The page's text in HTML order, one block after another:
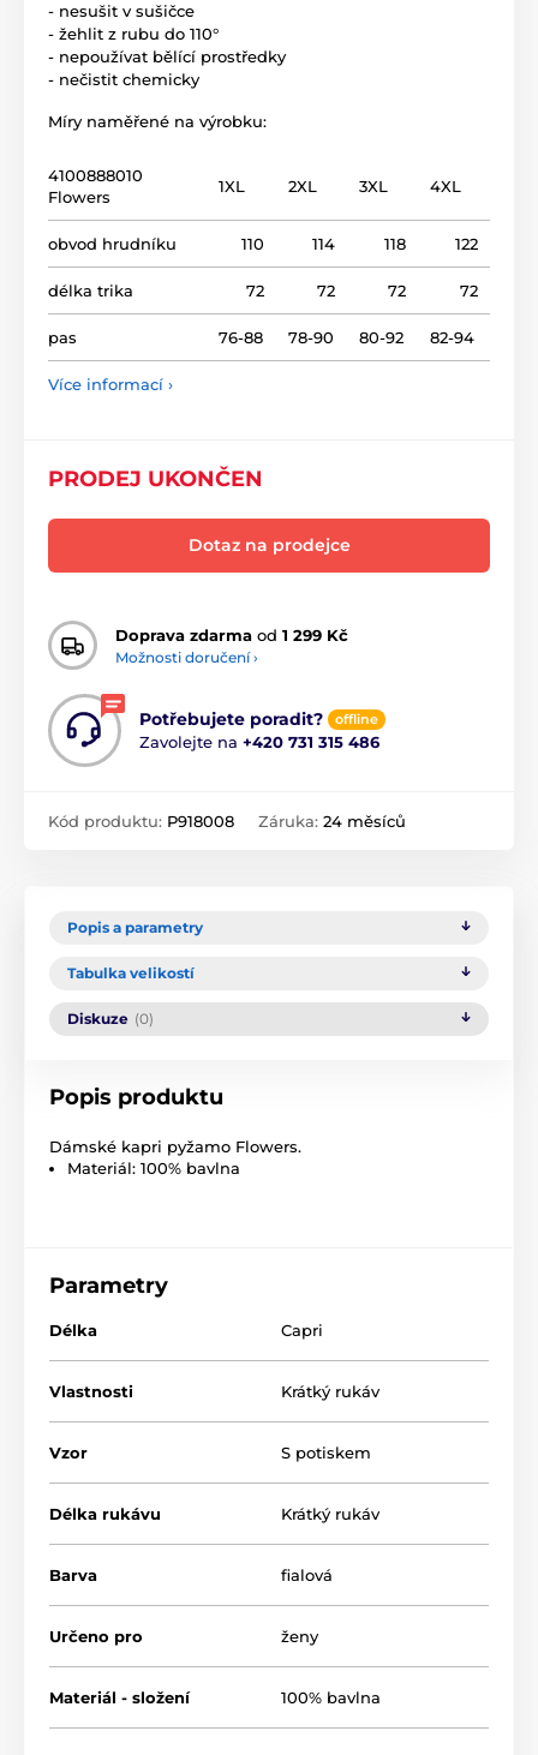
- nesušit v sušičce
- žehlit z rubu do 110°
- nepoužívat bělící prostředky
- nečistit chemicky
Míry naměřené na výrobku:
4100888010
Flowers
1XL 2XL 3XL 4XL
obvod hrudníku 110 114 118 122
délka trika 72 72 72 72
pas 76-88 78-90 80-92 82-94
Více informací ›
PRODEJ UKONČEN
Dotaz na prodejce
Doprava zdarma od 1 299 Kč
Možnosti doručení ›
Potřebujete poradit? offline
Zavolejte na +420 731 315 486
Kód produktu: P918008 Záruka: 24 měsíců
Popis a parametry
Tabulka velikostí
Diskuze (0)
Popis produktu
Dámské kapri pyžamo Flowers.
Materiál: 100% bavlna
Parametry
Délka Capri
Vlastnosti Krátký rukáv
Vzor S potiskem
Délka rukávu Krátký rukáv
Barva fialová
Určeno pro ženy
Materiál - složení 100% bavlna